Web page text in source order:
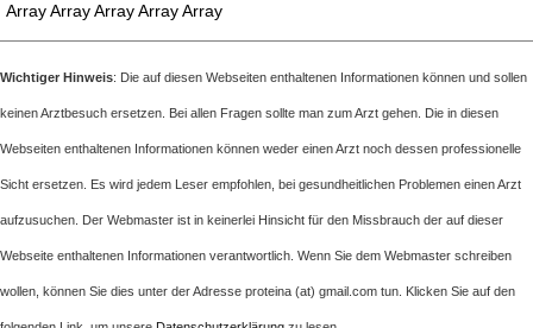
Array Array Array Array Array
Wichtiger Hinweis: Die auf diesen Webseiten enthaltenen Informationen können und sollen
keinen Arztbesuch ersetzen. Bei allen Fragen sollte man zum Arzt gehen. Die in diesen
Webseiten enthaltenen Informationen können weder einen Arzt noch dessen professionelle
Sicht ersetzen. Es wird jedem Leser empfohlen, bei gesundheitlichen Problemen einen Arzt
aufzusuchen. Der Webmaster ist in keinerlei Hinsicht für den Missbrauch der auf dieser
Webseite enthaltenen Informationen verantwortlich. Wenn Sie dem Webmaster schreiben
wollen, können Sie dies unter der Adresse proteina (at) gmail.com tun. Klicken Sie auf den